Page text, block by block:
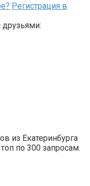
Регистрация в
друзьями:
из Екатеринбурга
по 300 запросам.